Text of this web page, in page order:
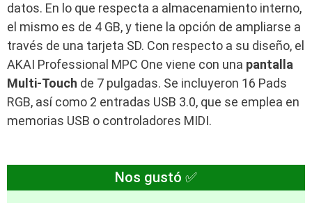
datos. En lo que respecta a almacenamiento interno,
el mismo es de 4 GB, y tiene la opción de ampliarse a
través de una tarjeta SD. Con respecto a su diseño, el
AKAI Professional MPC One viene con una pantalla
Multi-Touch de 7 pulgadas. Se incluyeron 16 Pads
RGB, así como 2 entradas USB 3.0, que se emplea en
memorias USB o controladores MIDI.
Nos gustó ✅